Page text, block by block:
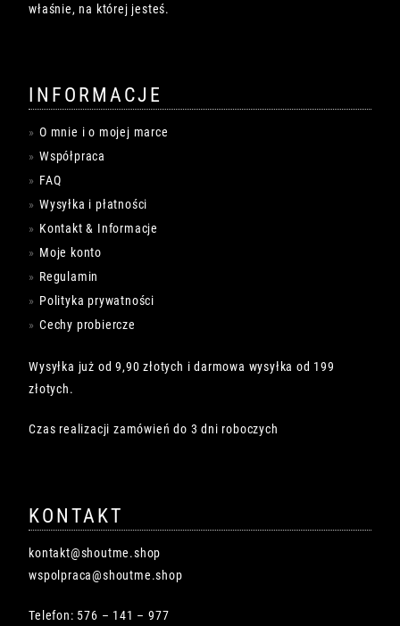
właśnie, na której jesteś.
INFORMACJE
O mnie i o mojej marce
Współpraca
FAQ
Wysyłka i płatności
Kontakt & Informacje
Moje konto
Regulamin
Polityka prywatności
Cechy probiercze
Wysyłka już od 9,90 złotych i darmowa wysyłka od 199
złotych.
Czas realizacji zamówień do 3 dni roboczych
KONTAKT
kontakt@shoutme.shop
wspolpraca@shoutme.shop
Telefon: 576 – 141 – 977